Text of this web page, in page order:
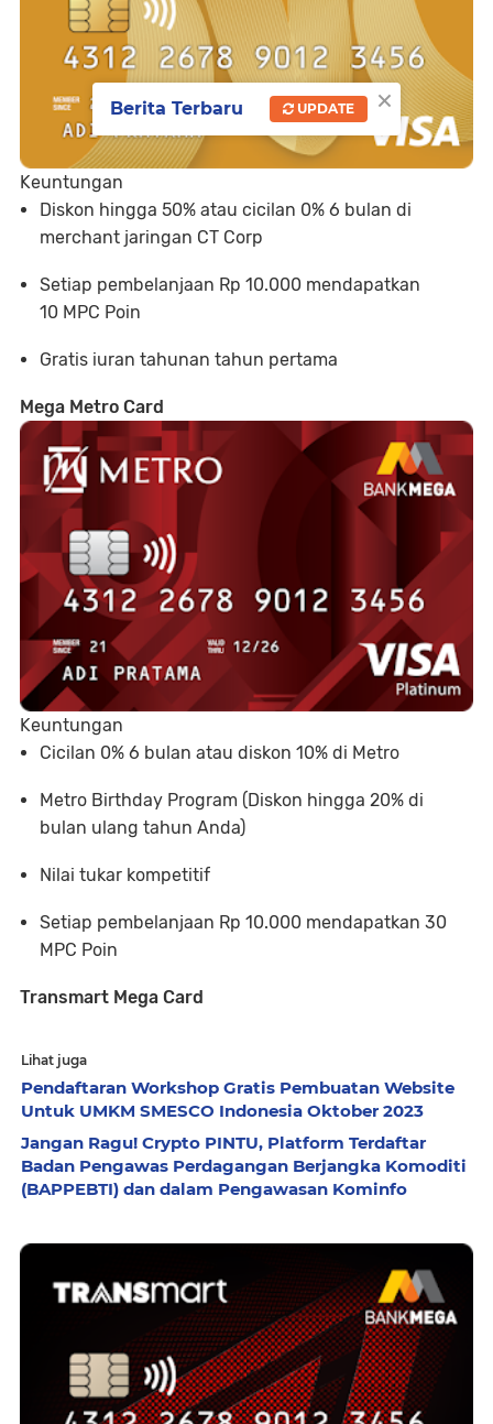
Keuntungan
Diskon hingga 50% atau cicilan 0% 6 bulan di
merchant jaringan CT Corp
Setiap pembelanjaan Rp 10.000 mendapatkan
10 MPC Poin
Gratis iuran tahunan tahun pertama
Mega Metro Card
Keuntungan
Cicilan 0% 6 bulan atau diskon 10% di Metro
Metro Birthday Program (Diskon hingga 20% di
bulan ulang tahun Anda)
Nilai tukar kompetitif
Setiap pembelanjaan Rp 10.000 mendapatkan 30
MPC Poin
Transmart Mega Card
Lihat juga
Pendaftaran Workshop Gratis Pembuatan Website
Untuk UMKM SMESCO Indonesia Oktober 2023
Jangan Ragu! Crypto PINTU, Platform Terdaftar
Badan Pengawas Perdagangan Berjangka Komoditi
(BAPPEBTI) dan dalam Pengawasan Kominfo
×
Berita Terbaru UPDATE